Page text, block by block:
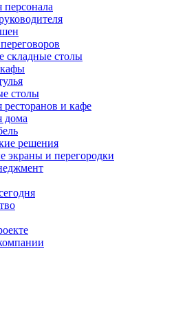
персонала
складные столы
столы
ресторанов и кафе
дома
решения
экраны и перегородки